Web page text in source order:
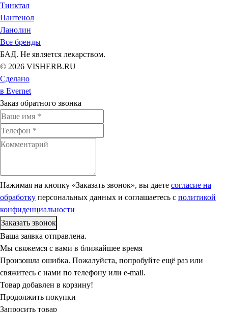
Тинктал
Пантенол
Ланолин
Все бренды
БАД. Не является лекарством.
© 2026 VISHERB.RU
Сделано
в Evernet
Заказ обратного звонка
Нажимая на кнопку «Заказать звонок», вы даете согласие на
обработку персональных данных и соглашаетесь c политикой
конфиденциальности
Ваша заявка отправлена.
Мы свяжемся с вами в ближайшее время
Произошла ошибка. Пожалуйста, попробуйте ещё раз или
свяжитесь с нами по телефону или e-mail.
Товар добавлен в корзину!
Продолжить покупки
Запросить товар